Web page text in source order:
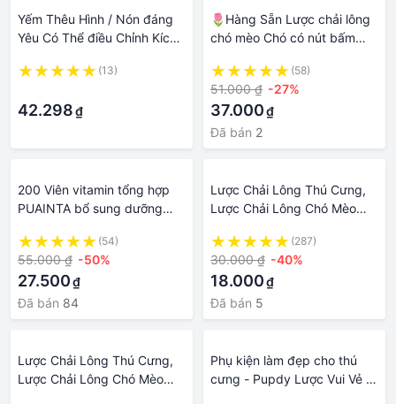
Yếm Thêu Hình / Nón đáng
Yêu Có Thể điều Chỉnh Kích
Thú Cưng Ngày Sinh Nhật
(13)
42.298₫
🌷Hàng Sẵn Lược chải lông
chó mèo Chó có nút bấm
Cho Thú Cưng(58)
51.000 ₫ -27%
37.000₫
Đã bán 2
200 Viên vitamin tổng hợp
PUAINTA bổ sung dưỡng
da chống rụng lông cải thiện
thị lực chó mèo
(54)
55.000 ₫ -50%
27.500₫
Đã bán 84
Lược Chải Lông Thú Cưng,
Lược Chải Lông Chó Mèo
Cho Thú Cưng(287)
30.000 ₫ -40%
18.000₫
Đã bán 5
Lược Chải Lông Thú Cưng,
Lược Chải Lông Chó Mèo
Phụ kiện làm đẹp cho thú
cưng - Pupdy Lược Vui Vẻ -